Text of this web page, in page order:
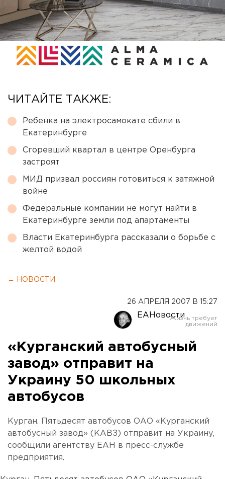
ЧИТАЙТЕ ТАКЖЕ:
Ребенка на электросамокате сбили в
Екатеринбурге
Сгоревший квартал в центре Оренбурга
застроят
МИД призвал россиян готовиться к затяжной
войне
Федеральные компании не могут найти в
Екатеринбурге земли под апартаменты
Власти Екатеринбурга рассказали о борьбе с
желтой водой
← НОВОСТИ
26 АПРЕЛЯ 2007 В 15:27
ЕАНовости
«Курганский автобусный
завод» отправит на
Украину 50 школьных
автобусов
Курган. Пятьдесят автобусов ОАО «Курганский
автобусный завод» (КАВЗ) отправит на Украину,
сообщили агентству ЕАН в пресс-службе
предприятия.